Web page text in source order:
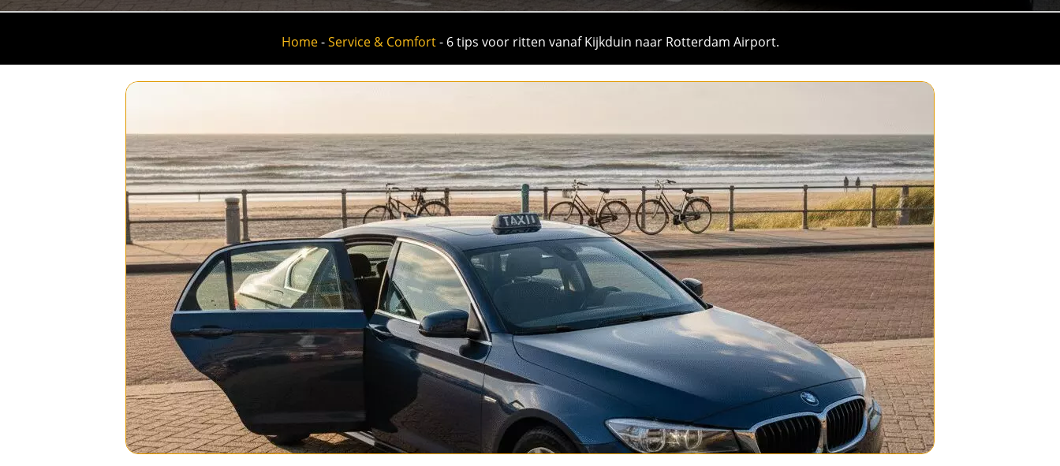
Home-Service & Comfort- 6 tips voor ritten vanaf Kijkduin naar Rotterdam Airport.